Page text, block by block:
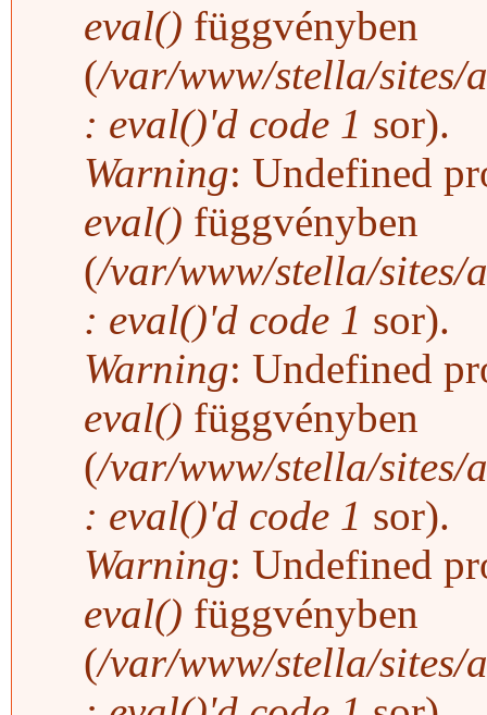
eval() függvényben
(/var/www/stella/sites/
: eval()'d code 1 sor).
Warning: Undefined
eval() függvényben
(/var/www/stella/sites/
: eval()'d code 1 sor).
Warning: Undefined
eval() függvényben
(/var/www/stella/sites/
: eval()'d code 1 sor).
Warning: Undefined
eval() függvényben
(/var/www/stella/sites/